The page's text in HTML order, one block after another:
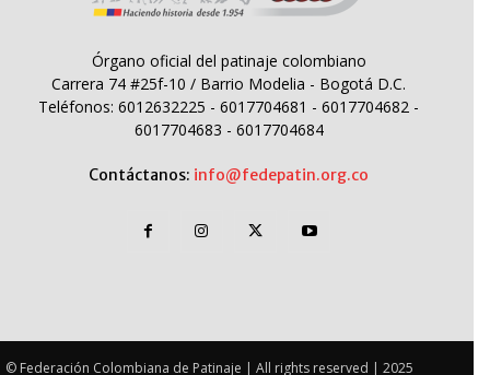
Órgano oficial del patinaje colombiano
Carrera 74 #25f-10 / Barrio Modelia - Bogotá D.C.
Teléfonos: 6012632225 - 6017704681 - 6017704682 -
6017704683 - 6017704684
Contáctanos: info@fedepatin.org.co
© Federación Colombiana de Patinaje | All rights reserved | 2025